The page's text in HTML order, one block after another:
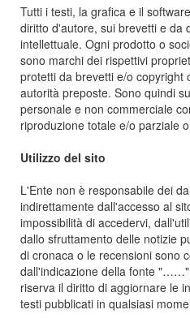
Tutti i testi, la grafica e il
diritto d'autore, sui brevetti e da
intellettuale. Ogni prodotto o
sono marchi dei rispettivi
protetti da brevetti e/o copyright
autorità preposte. Sono quindi
personale e non commerciale
riproduzione totale e/o parziale
Utilizzo del sito
L'Ente non è responsabile dei
indirettamente dall'accesso al
impossibilità di accedervi,
dallo sfruttamento delle notizie
di cronaca o le recensioni sono
dall'indicazione della fonte
riserva il diritto di aggiornare le
testi pubblicati in qualsiasi